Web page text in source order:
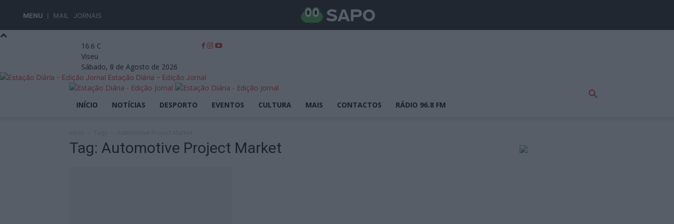
MENU MAIL JORNAIS
16.6 C
Viseu
Sábado, 8 de Agosto de 2026
Estação Diária – Edição Jornal
INÍCIO NOTÍCIAS DESPORTO EVENTOS CULTURA MAIS CONTACTOS RÁDIO 96.8 FM
Tag: Automotive Project Market